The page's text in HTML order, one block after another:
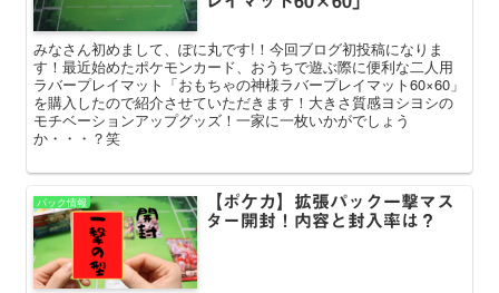
みなさん初めまして、ぽに丸です!！今回ブログ初投稿になりま
す！最近始めたポケモンカード、おうちで遊ぶ際に便利な二人用
ラバープレイマット「おもちゃの神様ラバープレイマット60×60」
を購入したので紹介させていただきます！大きさ質感ヨシヨシの
モチベーションアップグッズ！一家に一枚いかがでしょう
か・・・？笑
パック情報
【ポケカ】拡張パック一撃マス
ター開封！内容と封入率は？